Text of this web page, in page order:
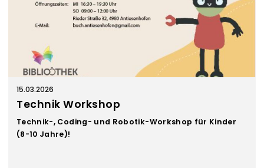
15.03.2026
Technik Workshop
Technik-, Coding- und Robotik-Workshop für Kinder
(8-10 Jahre)!